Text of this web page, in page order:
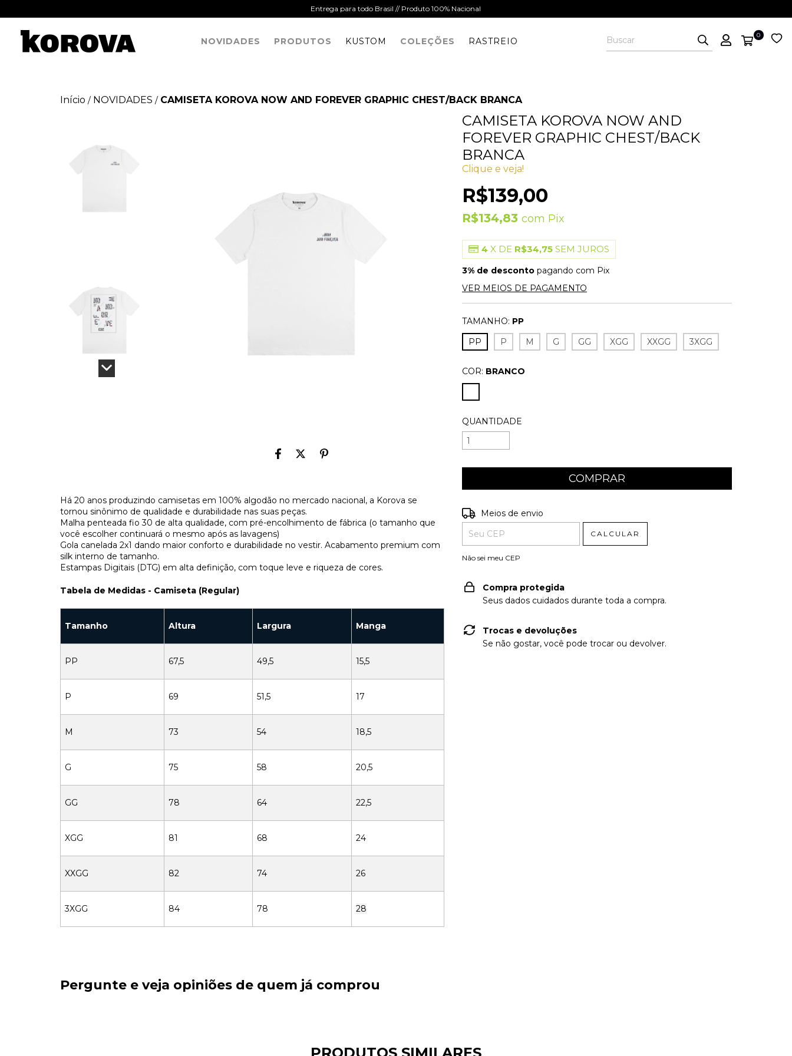
Entrega para todo Brasil // Produto 100% Nacional
NOVIDADES PRODUTOS KUSTOM COLEÇÕES RASTREIO
0
Início / NOVIDADES / CAMISETA KOROVA NOW AND FOREVER GRAPHIC CHEST/BACK BRANCA
Há 20 anos produzindo camisetas em 100% algodão no mercado nacional, a Korova se
tornou sinônimo de qualidade e durabilidade nas suas peças.
Malha penteada fio 30 de alta qualidade, com pré-encolhimento de fábrica (o tamanho que
você escolher continuará o mesmo após as lavagens)
Gola canelada 2x1 dando maior conforto e durabilidade no vestir. Acabamento premium com
silk interno de tamanho.
Estampas Digitais (DTG) em alta definição, com toque leve e riqueza de cores.
Tabela de Medidas - Camiseta (Regular)
Tamanho Altura Largura Manga
PP 67,5 49,5 15,5
P 69 51,5 17
M 73 54 18,5
G 75 58 20,5
GG 78 64 22,5
XGG 81 68 24
XXGG 82 74 26
3XGG 84 78 28
CAMISETA KOROVA NOW AND
FOREVER GRAPHIC CHEST/BACK
BRANCA
Clique e veja!
R$139,00
R$134,83com Pix
4 X DE R$34,75 SEM JUROS
3% de desconto pagando com Pix
VER MEIOS DE PAGAMENTO
TAMANHO: PP
PP
P M G GG XGG XXGG 3XGG
COR: BRANCO
QUANTIDADE
Entregas para o CEP:
Meios de envio
CALCULAR
Não sei meu CEP
Compra protegida
Seus dados cuidados durante toda a compra.
Trocas e devoluções
Se não gostar, você pode trocar ou devolver.
Pergunte e veja opiniões de quem já comprou